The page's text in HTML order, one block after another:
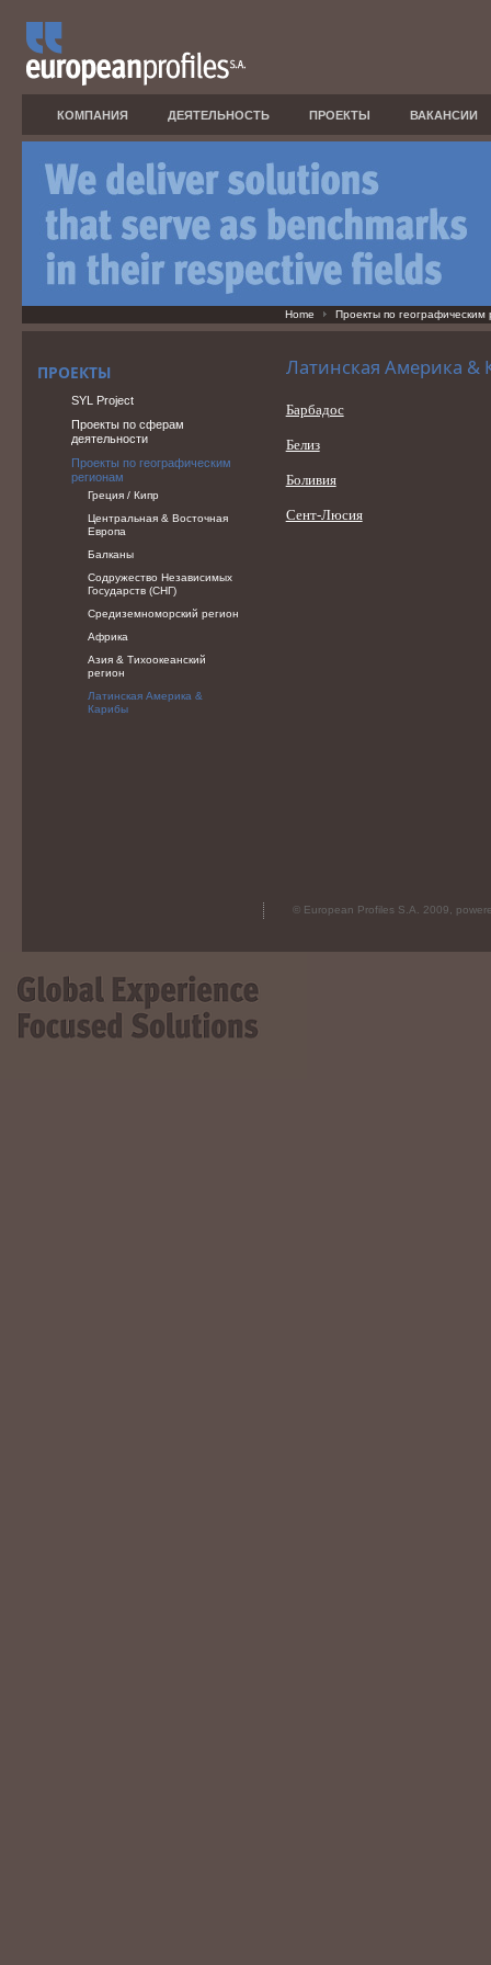
КОМПАНИЯ ДЕЯТЕЛЬНОСТЬ ПРОЕКТЫ ВАКАНСИИ
Home Проекты по географическим
Латинская Америка &
Барбадос
Белиз
Боливия
Сент-Люсия
ПРОЕКТЫ
SYL Project
Проекты по сферам
деятельности
Проекты по географическим
регионам
Греция / Кипр
Центральная & Восточная
Европа
Балканы
Содружество Независимых
Государств (СНГ)
Средиземноморский регион
Африка
Азия & Тихоокеанский
регион
Латинская Америка &
Карибы
© European Profiles S.A. 2009,